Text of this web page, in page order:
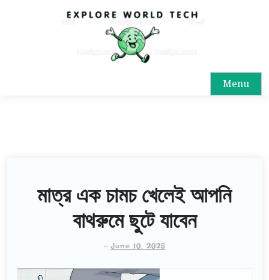
Menu
মাত্র এক চামচ খেলেই আপনি
বাথরুমে ছুটে যাবেন
-June 10, 2025